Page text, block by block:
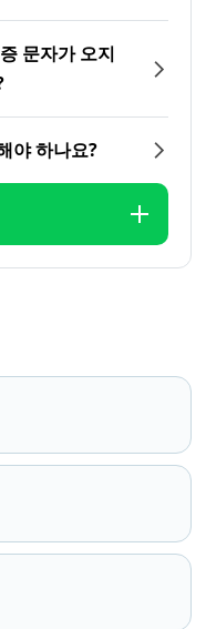
문자가 오지
야 하나요?